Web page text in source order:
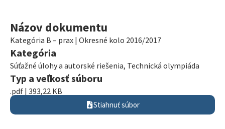
Názov dokumentu
Kategória B – prax | Okresné kolo 2016/2017
Kategória
Súťažné úlohy a autorské riešenia, Technická olympiáda
Typ a veľkosť súboru
.pdf | 393,22 KB
Stiahnuť súbor